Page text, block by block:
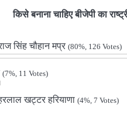
किसे बनाना चाहिए बीजेपी का
सिंह चौहान मप्र (80%, 126 Votes)
(7%, 11 Votes)
खट्टर हरियाणा (4%, 7 Votes)